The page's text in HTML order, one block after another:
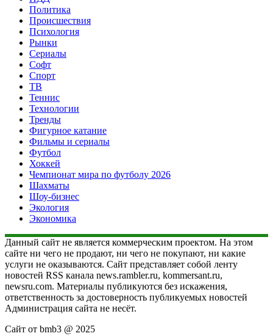
Политика
Происшествия
Психология
Рынки
Сериалы
Софт
Спорт
ТВ
Теннис
Технологии
Тренды
Фигурное катание
Фильмы и сериалы
Футбол
Хоккей
Чемпионат мира по футболу 2026
Шахматы
Шоу-бизнес
Экология
Экономика
Данный сайт не является коммерческим проектом. На этом
сайте ни чего не продают, ни чего не покупают, ни какие
услуги не оказываются. Сайт представляет собой ленту
новостей RSS канала news.rambler.ru, kommersant.ru,
newsru.com. Материалы публикуются без искажения,
ответственность за достоверность публикуемых новостей
Администрация сайта не несёт.
Сайт от bmb3 @ 2025